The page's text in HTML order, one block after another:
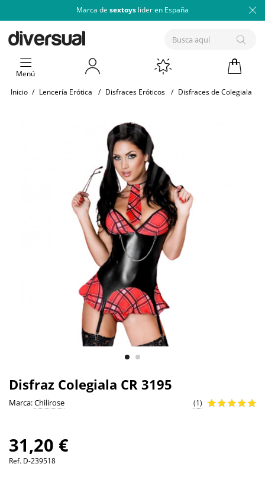
Marca de sextoys lider en España
Menú
Inicio / Lencería Erótica / Disfraces Eróticos / Disfraces de Colegiala
Disfraz Colegiala CR 3195
Marca:Chilirose (1)
31,20 €
Ref. D-239518